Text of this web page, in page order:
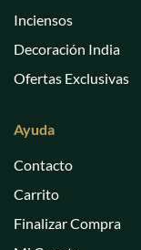
Inciensos
Decoración India
Ofertas Exclusivas
Ayuda
Contacto
Carrito
Finalizar Compra